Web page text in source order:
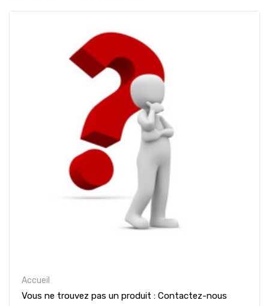
Accueil
Vous ne trouvez pas un produit : Contactez-nous